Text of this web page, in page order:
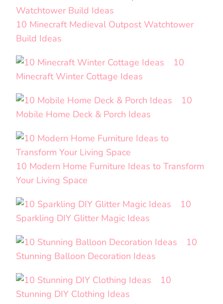
10 Minecraft Medieval Outpost Watchtower
Build Ideas
10
Minecraft Winter Cottage Ideas
10
Mobile Home Deck & Porch Ideas
10 Modern Home Furniture Ideas to Transform
Your Living Space
10
Sparkling DIY Glitter Magic Ideas
10
Stunning Balloon Decoration Ideas
10
Stunning DIY Clothing Ideas